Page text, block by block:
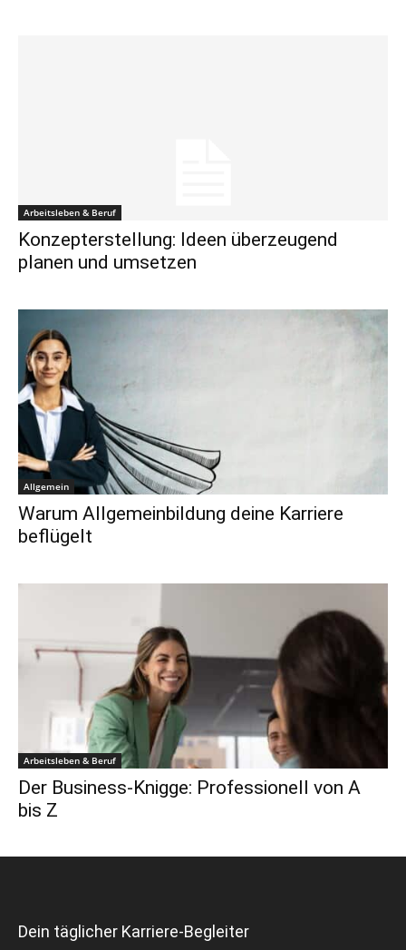
Arbeitsleben & Beruf
Konzepterstellung: Ideen überzeugend
planen und umsetzen
Allgemein
Warum Allgemeinbildung deine Karriere
beflügelt
Arbeitsleben & Beruf
Der Business-Knigge: Professionell von A
bis Z
Dein täglicher Karriere-Begleiter